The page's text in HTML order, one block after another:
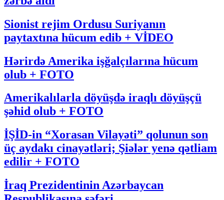
Sionist rejim Ordusu Suriyanın
paytaxtına hücum edib + VİDEO
Hərirdə Amerika işğalçılarına hücum
olub + FOTO
Amerikalılarla döyüşdə iraqlı döyüşçü
şəhid olub + FOTO
İŞİD-in “Xorasan Vilayəti” qolunun son
üç aydakı cinayətləri; Şiələr yenə qətliam
edilir + FOTO
İraq Prezidentinin Azərbaycan